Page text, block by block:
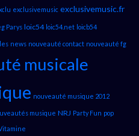
exclusivemusic exclusivemusic.fr
Parys loic54 loic54.net loicb54
news nouveauté contact nouveauté fg
musicale
nouveauté musique 2012
musique NRJ Party Fun pop